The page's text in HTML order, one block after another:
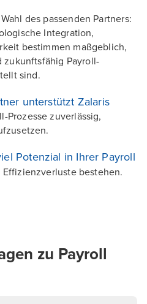
des passenden Partners:
Integration,
bestimmen maßgeblich,
zukunftsfähig Payroll-
sind.
unterstützt Zalaris
Prozesse zuverlässig,
Potenzial in Ihrer Payroll
bestehen.
zu Payroll